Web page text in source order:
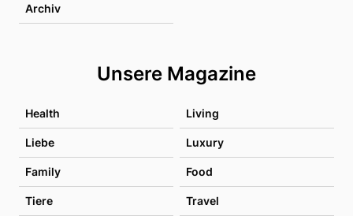
Archiv
Unsere Magazine
Health Living
Liebe Luxury
Family Food
Tiere Travel